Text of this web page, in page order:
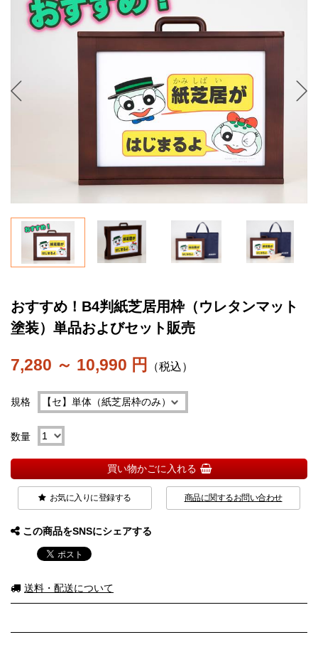
おすすめ！B4判紙芝居用枠（ウレタンマット
塗装）単品およびセット販売
7,280 ～ 10,990 円 （税込）
規格
数量
買い物かごに入れる
お気に入りに登録する 商品に関するお問い合わせ
この商品をSNSにシェアする
送料・配送について